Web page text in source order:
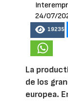
24/07/
19235
La
de los
europea.